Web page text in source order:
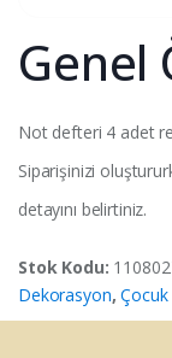
Genel
Not defteri 4 adet
Siparişinizi
detayını belirtiniz.
Stok Kodu:
Dekorasyon,Çocuk